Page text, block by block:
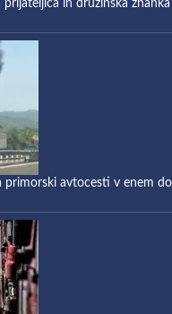
in družinska znanka
primorski avtocesti v enem